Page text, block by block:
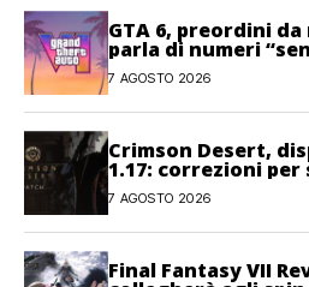
GTA 6, preordini
parla di numeri
7 AGOSTO 2026
Crimson Desert,
1.17: correzioni per
combattimento e
7 AGOSTO 2026
Final Fantasy VII